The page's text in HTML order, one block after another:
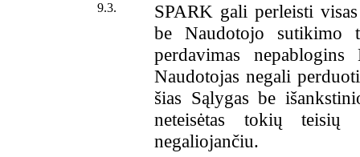
9.3.
SPARK gali perleisti
be Naudotojo
perdavimas
Naudotojas negali
šias Sąlygas be
neteisėtas tokių
negaliojančiu.